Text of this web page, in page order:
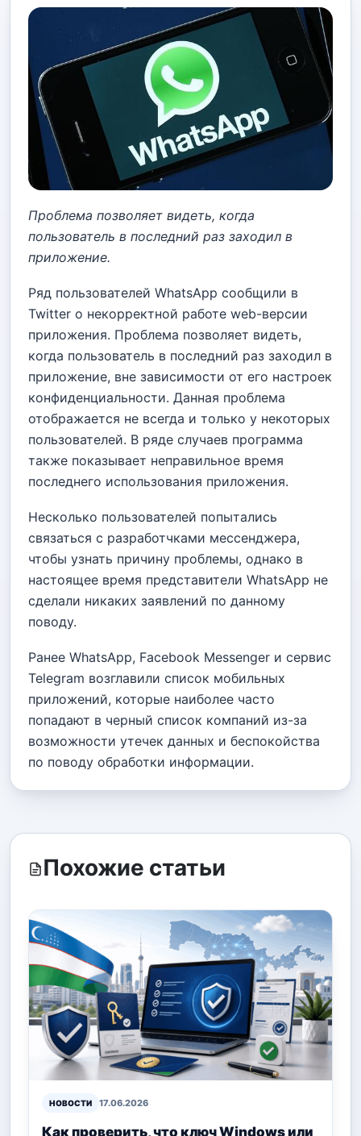
Проблема позволяет видеть, когда
пользователь в последний раз заходил в
приложение.
Ряд пользователей WhatsApp cообщили в
Twitter о некорректной работе web-версии
приложения. Проблема позволяет видеть,
когда пользователь в последний раз заходил в
приложение, вне зависимости от его настроек
конфиденциальности. Данная проблема
отображается не всегда и только у некоторых
пользователей. В ряде случаев программа
также показывает неправильное время
последнего использования приложения.
Несколько пользователей попытались
связаться с разработчками мессенджера,
чтобы узнать причину проблемы, однако в
настоящее время представители WhatsApp не
сделали никаких заявлений по данному
поводу.
Ранее WhatsApp, Facebook Messenger и сервис
Telegram возглавили список мобильных
приложений, которые наиболее часто
попадают в черный список компаний из-за
возможности утечек данных и беспокойства
по поводу обработки информации.
Похожие статьи
НОВОСТИ 17.06.2026
Как проверить, что ключ Windows или